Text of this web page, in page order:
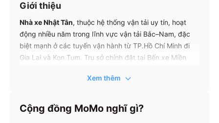
Giới thiệu
Nhà xe Nhật Tân, thuộc hệ thống vận tải uy tín, hoạt
động nhiều năm trong lĩnh vực vận tải Bắc–Nam, đặc
biệt mạnh ở các tuyến vận hành từ TP.Hồ Chí Minh đi
Gia Lai và Kon Tum. Trụ sở chính đặt tại Bến xe Miền
đảm bảo điều hành chuyên nghiệp và dễ tiếp cận. Với
nhận sự tin cậy và chất lượng, giúp hành khách yên tâm
chọn là đối tác di chuyển. Cung cấp xe giường nằm cao
Xem thêm
Cộng đồng MoMo nghĩ gì?